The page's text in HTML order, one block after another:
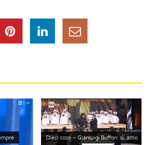
Dieci cose – Gianluigi Buffon: sì, amo